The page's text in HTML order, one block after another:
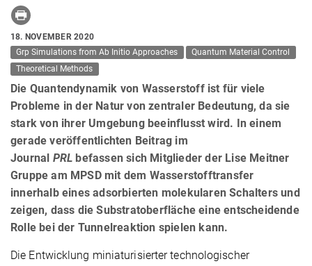
18. NOVEMBER 2020
Grp Simulations from Ab Initio Approaches
Quantum Material Control
Theoretical Methods
Die Quantendynamik von Wasserstoff ist für viele
Probleme in der Natur von zentraler Bedeutung, da sie
stark von ihrer Umgebung beeinflusst wird. In einem
gerade veröffentlichten Beitrag im
Journal PRL befassen sich Mitglieder der Lise Meitner
Gruppe am MPSD mit dem Wasserstofftransfer
innerhalb eines adsorbierten molekularen Schalters und
zeigen, dass die Substratoberfläche eine entscheidende
Rolle bei der Tunnelreaktion spielen kann.
Die Entwicklung miniaturisierter technologischer